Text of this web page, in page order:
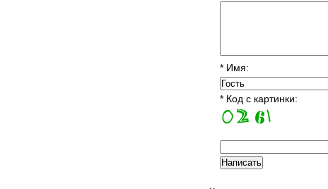
* Имя:
* Код с картинки: